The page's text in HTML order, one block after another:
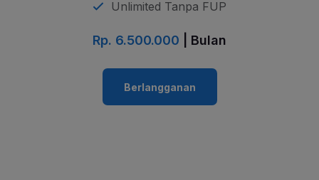
Unlimited Tanpa FUP
Rp. 6.500.000 | Bulan
Berlangganan